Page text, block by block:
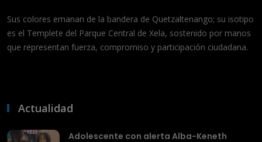
Sus colores emanan de la bandera de Quetzaltenango; su isotipo
es el Templete del Parque Central de Xela, sostenido por manos
que representan fuerza, compromiso y participación ciudadana.
Actualidad
Adolescente con alerta Alba-Keneth